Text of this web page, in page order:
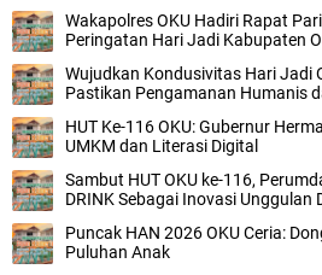
Wakapolres OKU Hadiri Rapat
Peringatan Hari Jadi Kabupaten
Wujudkan Kondusivitas Hari Jadi
Pastikan Pengamanan Humanis
HUT Ke-116 OKU: Gubernur
UMKM dan Literasi Digital
Sambut HUT OKU ke-116,
DRINK Sebagai Inovasi Unggulan
Puncak HAN 2026 OKU Ceria:
Puluhan Anak